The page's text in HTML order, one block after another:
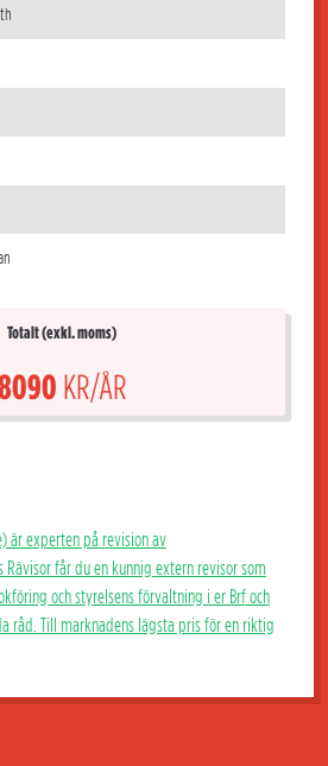
Totalt (exkl. moms)
KR/ÅR
är experten på revision av
får du en kunnig extern revisor som
och styrelsens förvaltning i er Brf och
råd. Till marknadens lägsta pris för en riktig